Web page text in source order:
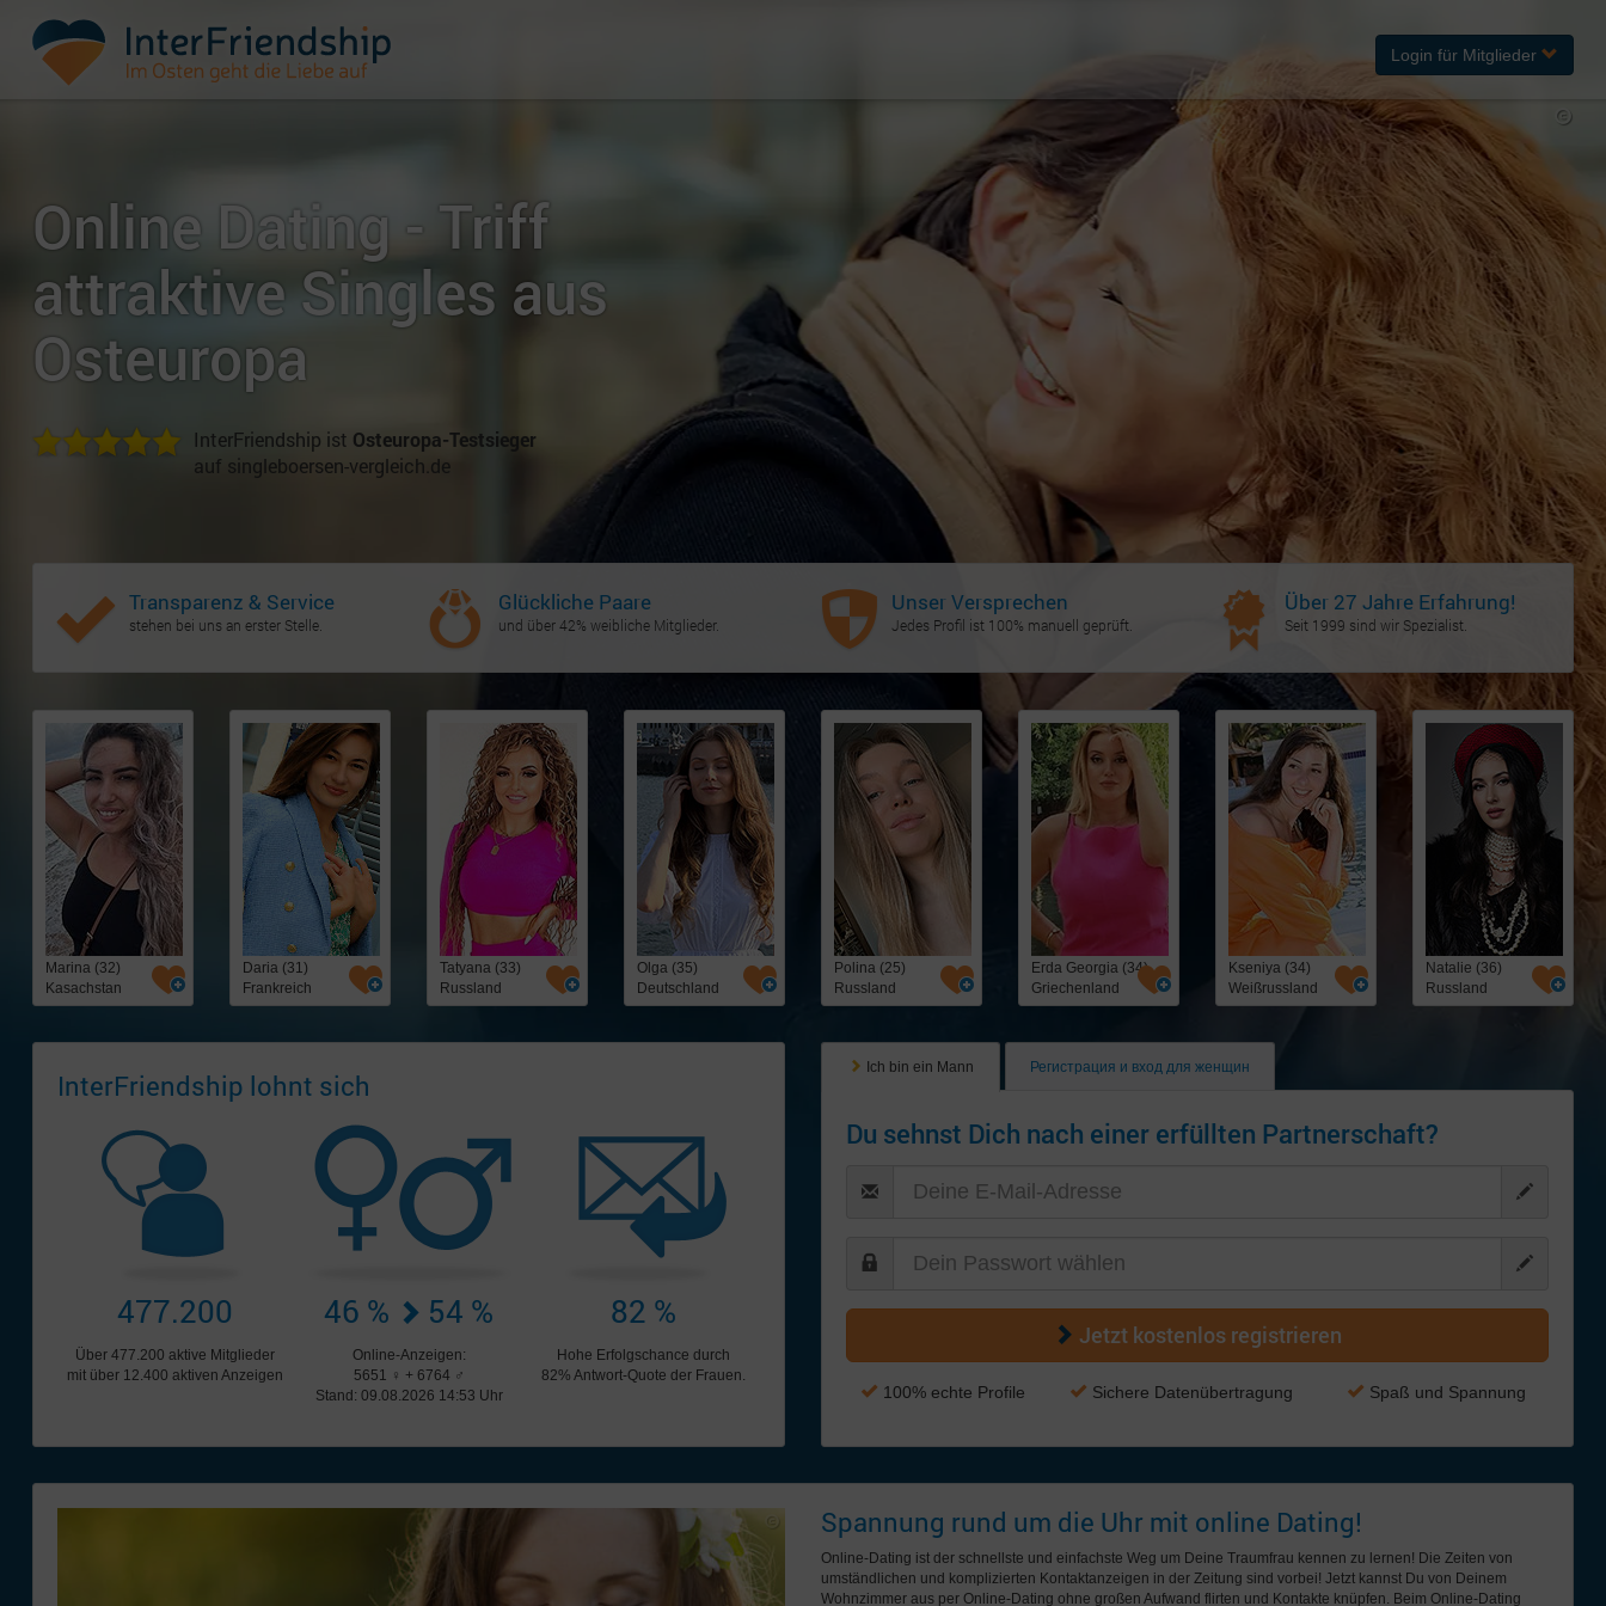
Online Dating - Triff
attraktive Singles aus
Osteuropa
InterFriendship ist Osteuropa-Testsieger
auf singleboersen-vergleich.de
Transparenz & Service
stehen bei uns an erster Stelle.
Glückliche Paare
und über 42% weibliche Mitglieder.
Unser Versprechen
Jedes Profil ist 100% manuell geprüft.
Über 27 Jahre Erfahrung!
Seit 1999 sind wir Spezialist.
Marina (32)
Kasachstan
Daria (31)
Frankreich
Tatyana (33)
Russland
Olga (35)
Deutschland
Polina (25)
Russland
Erda Georgia (34)
Griechenland
Kseniya (34)
Weißrussland
Natalie (36)
Russland
InterFriendship lohnt sich
477.200
Über 477.200 aktive Mitglieder
mit über 12.400 aktiven Anzeigen
46 % 54 %
Online-Anzeigen:
5651 ♀ + 6764 ♂
Stand: 09.08.2026 14:53 Uhr
82 %
Hohe Erfolgschance durch
82% Antwort-Quote der Frauen.
Ich bin ein Mann Регистрация и вход для женщин
Du sehnst Dich nach einer erfüllten Partnerschaft?
Jetzt kostenlos registrieren
100% echte Profile Sichere Datenübertragung Spaß und Spannung
Spannung rund um die Uhr mit online Dating!
Online-Dating ist der schnellste und einfachste Weg um Deine Traumfrau kennen zu lernen! Die Zeiten von
umständlichen und komplizierten Kontaktanzeigen in der Zeitung sind vorbei! Jetzt kannst Du von Deinem
Wohnzimmer aus per Online-Dating ohne großen Aufwand flirten und Kontakte knüpfen. Beim Online-Dating
Login für Mitglieder